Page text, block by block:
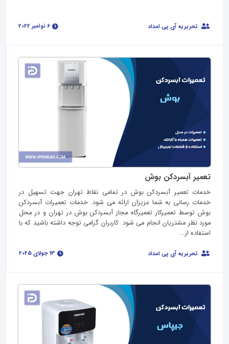
تحریریه آی پی امداد
تعمیر آبسردکن بوش
خدمات تعمیر آبسردکن بوش در تمامی نقاط تهران جهت تسهیل در
خدمات رسانی به شما عزیزان ارائه می شود. خدمات تعمیرات آبسردکن
بوش توسط تعمیرکار تعمیرگاه مجاز آبسردکن بوش در تهران و در محل
مورد نظر مشتریان انجام می شود. کاربران گرامی توجه داشته باشید که با
استفاده از...
تحریریه آی پی امداد